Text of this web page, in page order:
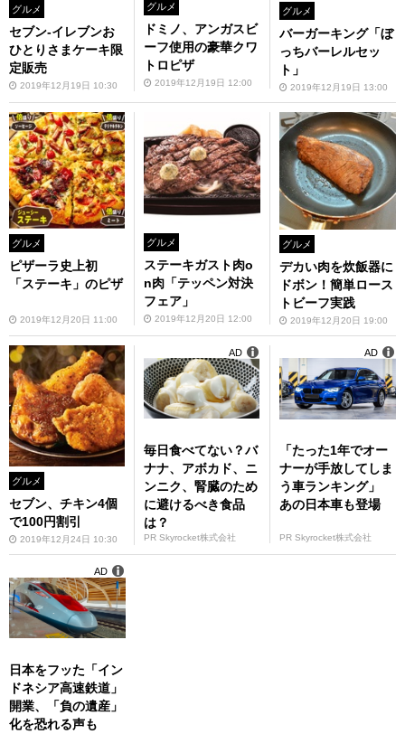
グルメ
セブン-イレブンお
ひとりさまケーキ限
定販売
2019年12月19日 10:30
グルメ
ドミノ、アンガスビ
ーフ使用の豪華クワ
トロピザ
2019年12月19日 12:00
グルメ
バーガーキング「ぼ
っちバーレルセッ
ト」
2019年12月19日 13:00
グルメ
ピザーラ史上初
「ステーキ」のピザ
2019年12月20日 11:00
グルメ
ステーキガスト肉o
n肉「テッペン対決
フェア」
2019年12月20日 12:00
グルメ
デカい肉を炊飯器に
ドボン！簡単ロース
トビーフ実践
2019年12月20日 19:00
グルメ
セブン、チキン4個
で100円割引
2019年12月24日 10:30
毎日食べてない？バ
ナナ、アボカド、ニ
ンニク、腎臓のため
に避けるべき食品
は？
PR Skyrocket株式会社
AD
「たった1年でオー
ナーが手放してしま
う車ランキング」
あの日本車も登場
PR Skyrocket株式会社
AD
日本をフッた「イン
ドネシア高速鉄道」
開業、「負の遺産」
化を恐れる声も
AD